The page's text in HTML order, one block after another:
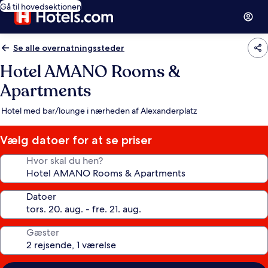
Gå til hovedsektionen
Se alle overnatningssteder
Hotel AMANO Rooms &
Apartments
Hotel med bar/lounge i nærheden af Alexanderplatz
Vælg datoer for at se priser
Hvor skal du hen?
Datoer
Gæster